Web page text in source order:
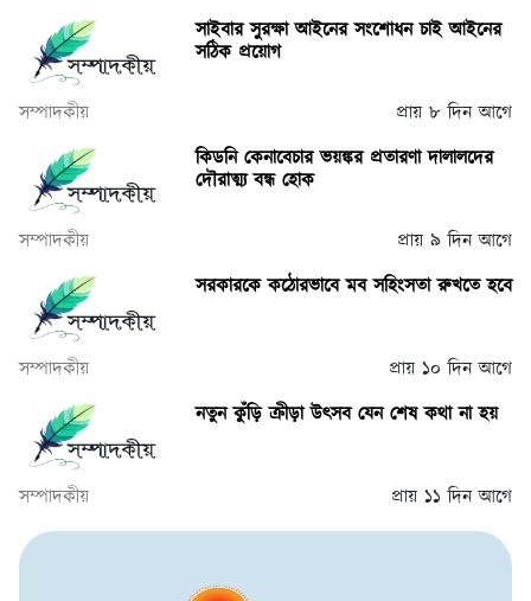
সাইবার সুরক্ষা আইনের সংশোধন চাই আইনের
সঠিক প্রয়োগ
সম্পাদকীয়
প্রায় ৮ দিন আগে
কিডনি কেনাবেচার ভয়ঙ্কর প্রতারণা দালালদের
দৌরাত্ম্য বন্ধ হোক
সম্পাদকীয়
প্রায় ৯ দিন আগে
সরকারকে কঠোরভাবে মব সহিংসতা রুখতে হবে
সম্পাদকীয়
প্রায় ১০ দিন আগে
নতুন কুঁড়ি ক্রীড়া উৎসব যেন শেষ কথা না হয়
সম্পাদকীয় প্রায় ১১ দিন আগে